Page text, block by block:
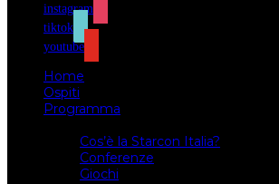
instagram
tiktok
youtube
Home
Ospiti
Programma
Cos’è la Starcon Italia?
Conferenze
Giochi